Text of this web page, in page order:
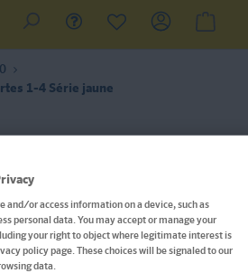
1-4 Série jaune
and/or access information on a device, such as
personal data. You may accept or manage your
your right to object where legitimate interest is
policy page. These choices will be signaled to our
data.